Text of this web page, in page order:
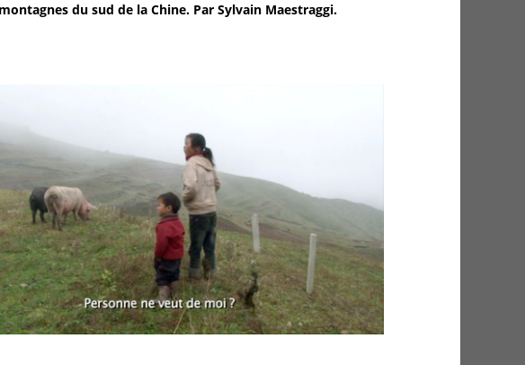
du sud de la Chine. Par Sylvain Maestraggi.